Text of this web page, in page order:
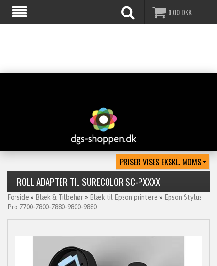
0,00DKK
ROLL ADAPTER TIL SURECOLOR SC-PXXXX
Forside » Blæk & Tilbehør » Blæk til Epson printere » Epson Stylus
Pro 7700-7800-7880-9800-9880